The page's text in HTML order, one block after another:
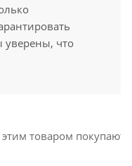
уверены, что
этим товаром покупают